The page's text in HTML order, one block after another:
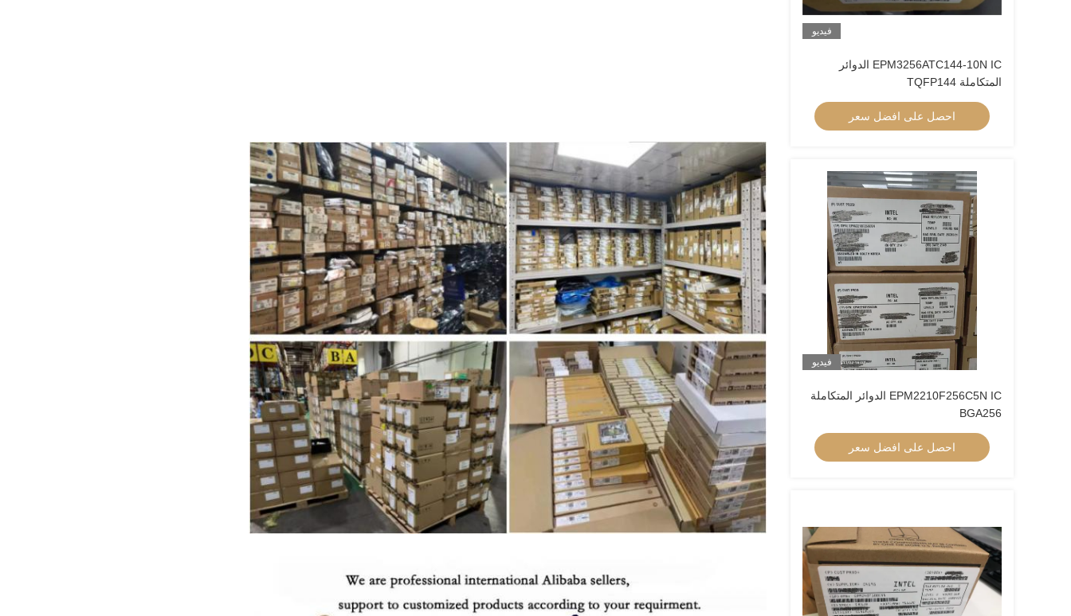
فيديو
EPM3256ATC144-10N IC الدوائر
المتكاملة TQFP144
احصل على افضل سعر
فيديو
EPM2210F256C5N IC الدوائر المتكاملة
BGA256
احصل على افضل سعر